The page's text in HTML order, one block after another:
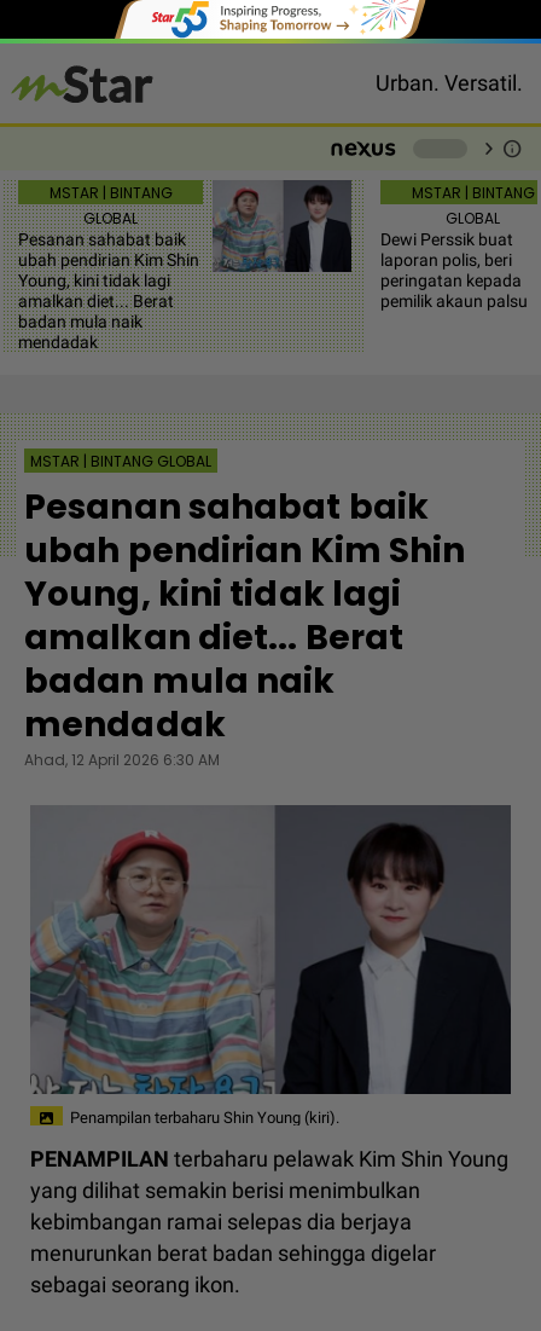
Urban. Versatil.
chevron_right info
MSTAR | BINTANG
GLOBAL
Pesanan sahabat baik
ubah pendirian Kim Shin
Young, kini tidak lagi
amalkan diet... Berat
badan mula naik
mendadak
MSTAR | BINTANG
GLOBAL
Dewi Perssik buat
laporan polis, beri
peringatan kepada
pemilik akaun palsu
MSTAR | BINTANG GLOBAL
Pesanan sahabat baik
ubah pendirian Kim Shin
Young, kini tidak lagi
amalkan diet... Berat
badan mula naik
mendadak
Ahad, 12 April 2026 6:30 AM
Penampilan terbaharu Shin Young (kiri).
PENAMPILAN terbaharu pelawak Kim Shin Young
yang dilihat semakin berisi menimbulkan
kebimbangan ramai selepas dia berjaya
menurunkan berat badan sehingga digelar
sebagai seorang ikon.